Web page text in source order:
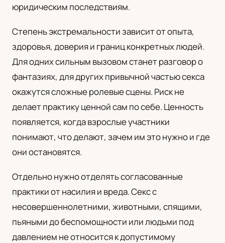
юридическим последствиям.
Степень экстремальности зависит от опыта,
здоровья, доверия и границ конкретных людей.
Для одних сильным вызовом станет разговор о
фантазиях, для других привычной частью секса
окажутся сложные ролевые сцены. Риск не
делает практику ценной сам по себе. Ценность
появляется, когда взрослые участники
понимают, что делают, зачем им это нужно и где
они остановятся.
Отдельно нужно отделять согласованные
практики от насилия и вреда. Секс с
несовершеннолетними, животными, спящими,
пьяными до беспомощности или людьми под
давлением не относится к допустимому